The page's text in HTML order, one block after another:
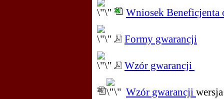
Wniosek Beneficjenta
Formy gwarancji
Wzór gwarancji
Wzór gwarancji